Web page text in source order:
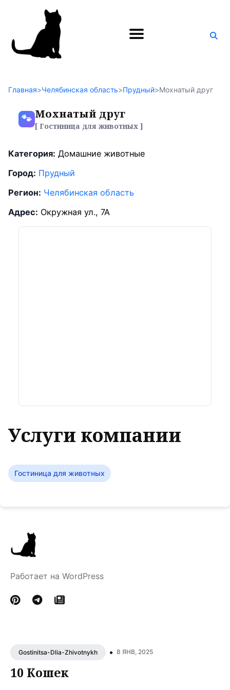
Поиск
Главная>Челябинская область>Прудный>Мохнатый друг
🐾 Мохнатый друг
[ Гостиница для животных ]
Категория: Домашние животные
Город: Прудный
Регион: Челябинская область
Адрес: Окружная ул., 7А
Услуги компании
Гостиница для животных
Работает на WordPress
Gostinitsa-Dlia-Zhivotnykh • 8 ЯНВ, 2025
10 Кошек